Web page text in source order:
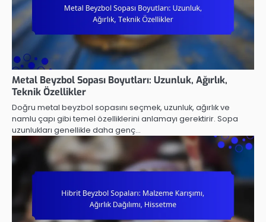
Metal Beyzbol Sopası Boyutları: Uzunluk, Ağırlık,
Teknik Özellikler
Doğru metal beyzbol sopasını seçmek, uzunluk, ağırlık ve
namlu çapı gibi temel özelliklerini anlamayı gerektirir. Sopa
uzunlukları genellikle daha genç…